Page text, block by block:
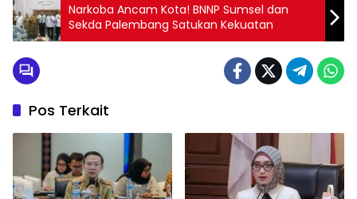
Narkoba Ancam Kota! BNNP Sumsel dan
Sekda Palembang Satukan Kekuatan
Pos Terkait